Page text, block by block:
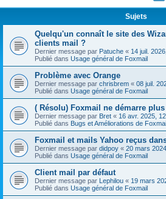
Sujets
Quelqu'un connaît le site des
clients mail ?
Dernier message par Patuche « 14 juil.
Publié dans Usage général de Foxmail
Problème avec Orange
Dernier message par chrisbrem « 08 juil.
Publié dans Usage général de Foxmail
( Résolu) Foxmail ne démarre plus
Dernier message par Bret « 16 avr. 2025,
Publié dans Bugs et Améliorations de
Foxmail et mails Yahoo reçus
Dernier message par didpoy « 20 mars
Publié dans Usage général de Foxmail
Client mail par défaut
Dernier message par Lephilou « 19 mars
Publié dans Usage général de Foxmail